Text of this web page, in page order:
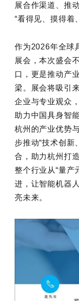
展合作渠道、推
“看得见、摸得着
作为2026年全球
展会，本次盛会
口，更是推动产
梁。展会将吸引
企业与专业观众
助力中国具身智
杭州的产业优势
步推动“技术创新
合，助力杭州打
整个行业从“量产
进，让智能机器
亮未来。